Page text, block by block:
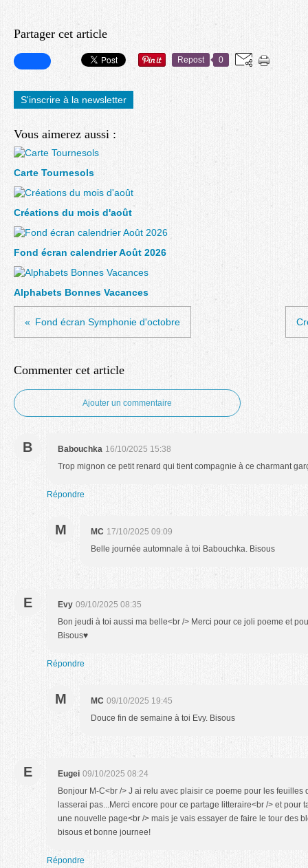
Partager cet article
Repost 0
S'inscrire à la newsletter
Vous aimerez aussi :
Carte Tournesols
Créations du mois d'août
Fond écran calendrier Août 2026
Alphabets Bonnes Vacances
Fond écran Symphonie d'octobre
Commenter cet article
Ajouter un commentaire
B Babouchka 16/10/2025 15:38
Trop mignon ce petit renard qui tient compagnie à ce charmant
Répondre
M MC 17/10/2025 09:09
Belle journée automnale à toi Babouchka. Bisous
E Evy 09/10/2025 08:35
Bon jeudi à toi aussi ma belle<br /> Merci pour ce joli poeme et
Bisous♥
Répondre
M MC 09/10/2025 19:45
Douce fin de semaine à toi Evy. Bisous
E Eugei 09/10/2025 08:24
Bonjour M-C<br /> J ai relu avec plaisir ce poeme pour les feuilles
lasserai pas...Merci encore pour ce partage litteraire<br /> et pour
une nouvelle page<br /> mais je vais essayer de faire le tour des
bisous et bonne journee!
Répondre